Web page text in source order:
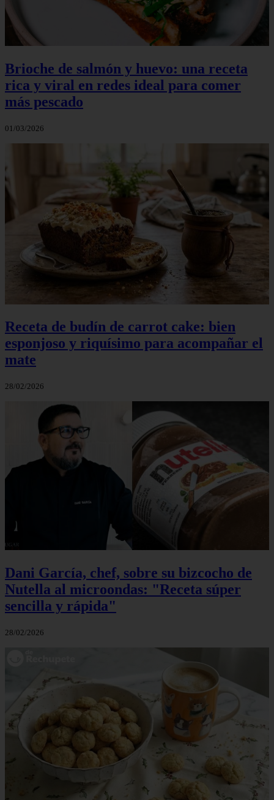
Brioche de salmón y huevo: una receta
rica y viral en redes ideal para comer
más pescado
01/03/2026
Receta de budín de carrot cake: bien
esponjoso y riquísimo para acompañar el
mate
28/02/2026
Dani García, chef, sobre su bizcocho de
Nutella al microondas: "Receta súper
sencilla y rápida"
28/02/2026